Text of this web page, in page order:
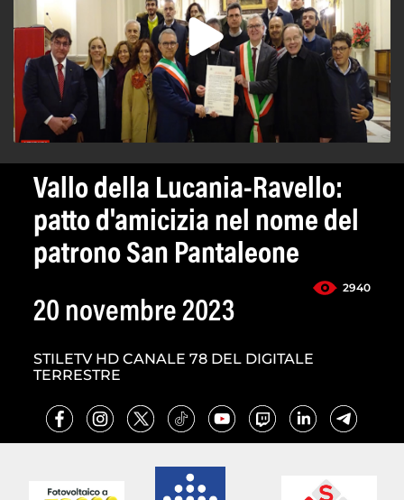
Vallo della Lucania-Ravello:
patto d'amicizia nel nome del
patrono San Pantaleone
2940
20 novembre 2023
STILETV HD CANALE 78 DEL DIGITALE
TERRESTRE